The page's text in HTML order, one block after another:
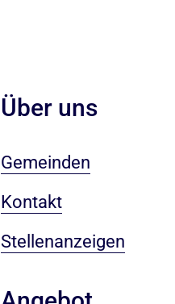
Über uns
Gemeinden
Kontakt
Stellenanzeigen